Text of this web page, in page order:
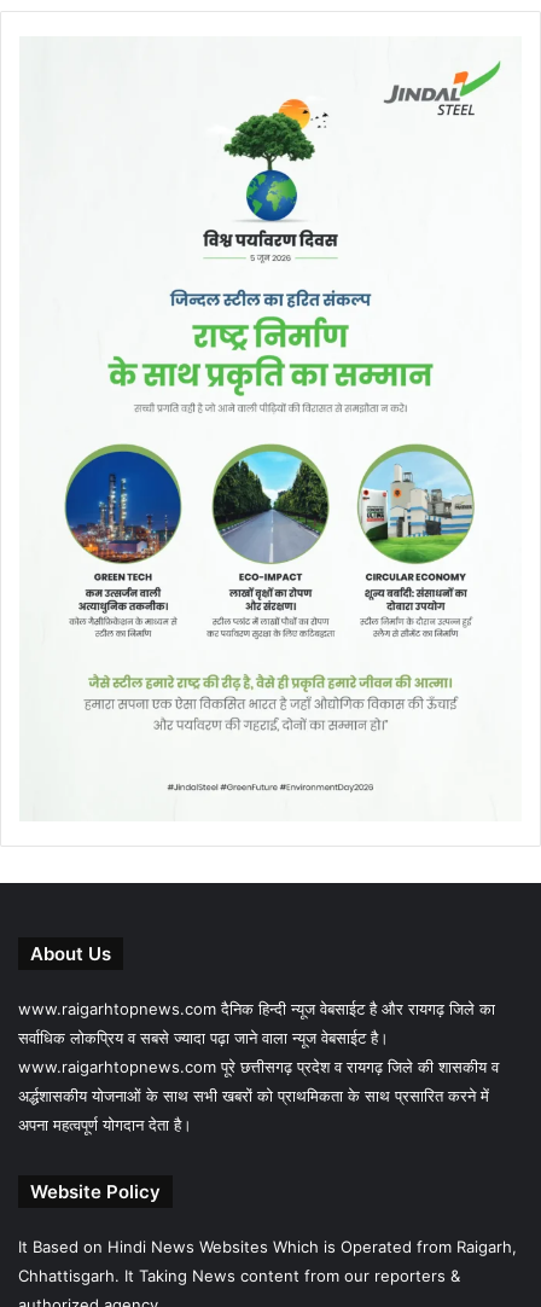
About Us
www.raigarhtopnews.com दैनिक हिन्दी न्यूज वेबसाईट है और रायगढ़ जिले का
सर्वाधिक लोकप्रिय व सबसे ज्यादा पढ़ा जाने वाला न्यूज वेबसाईट है।
www.raigarhtopnews.com पूरे छत्तीसगढ़ प्रदेश व रायगढ़ जिले की शासकीय व
अर्द्धशासकीय योजनाओं के साथ सभी खबरों को प्राथमिकता के साथ प्रसारित करने में
अपना महत्वपूर्ण योगदान देता है।
Website Policy
It Based on Hindi News Websites Which is Operated from Raigarh,
Chhattisgarh. It Taking News content from our reporters &